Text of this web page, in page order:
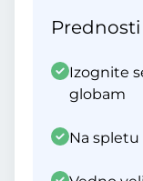
Prednosti
Izognite
globam
Na